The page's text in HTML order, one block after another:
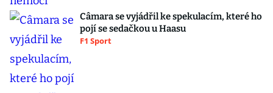
Câmara se vyjádřil ke spekulacím, které ho
pojí se sedačkou u Haasu
F1 Sport